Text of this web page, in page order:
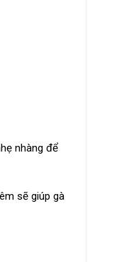
nhàng để
sẽ giúp gà